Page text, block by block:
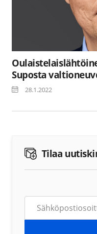
Suposta
28.1.2022
Tilaa